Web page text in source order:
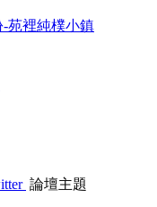
-苑裡純樸小鎮
論壇主題